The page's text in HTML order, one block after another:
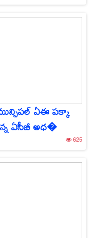
ఏఈ పక్కా
ఏసీబీ అధ�
625